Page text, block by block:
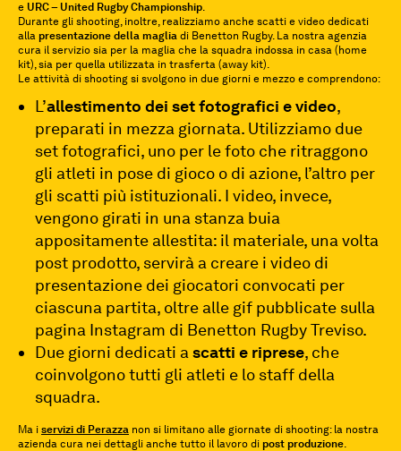
e URC – United Rugby Championship.
Durante gli shooting, inoltre, realizziamo anche scatti e video dedicati
alla presentazione della maglia di Benetton Rugby. La nostra agenzia
cura il servizio sia per la maglia che la squadra indossa in casa (home
kit), sia per quella utilizzata in trasferta (away kit).
Le attività di shooting si svolgono in due giorni e mezzo e comprendono:
L’allestimento dei set fotografici e video,
preparati in mezza giornata. Utilizziamo due
set fotografici, uno per le foto che ritraggono
gli atleti in pose di gioco o di azione, l’altro per
gli scatti più istituzionali. I video, invece,
vengono girati in una stanza buia
appositamente allestita: il materiale, una volta
post prodotto, servirà a creare i video di
presentazione dei giocatori convocati per
ciascuna partita, oltre alle gif pubblicate sulla
pagina Instagram di Benetton Rugby Treviso.
Due giorni dedicati ascatti e riprese, che
coinvolgono tutti gli atleti e lo staff della
squadra.
Ma i servizi di Perazza non si limitano alle giornate di shooting: la nostra
azienda cura nei dettagli anche tutto il lavoro di post produzione.